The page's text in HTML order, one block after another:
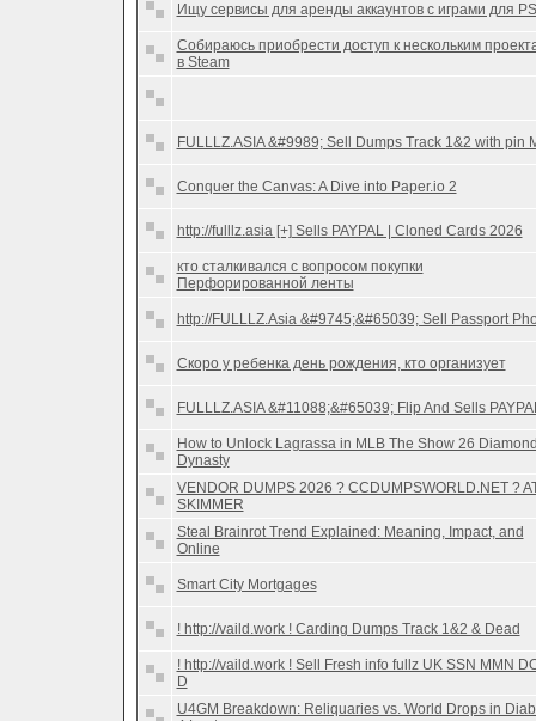
Ищу сервисы для аренды аккаунтов с играми для
Собираюсь приобрести доступ к нескольким
в Steam
FULLLZ.ASIA &#9989; Sell Dumps Track 1&2 with pin
Conquer the Canvas: A Dive into Paper.io 2
http://fulllz.asia [+] Sells PAYPAL | Cloned Cards 2026
кто сталкивался с вопросом покупки
Перфорированной ленты
http://FULLLZ.Asia &#9745;&#65039; Sell Passport
Скоро у ребенка день рождения, кто организует
FULLLZ.ASIA &#11088;&#65039; Flip And Sells
How to Unlock Lagrassa in MLB The Show 26
Dynasty
VENDOR DUMPS 2026 ? CCDUMPSWORLD.NET ?
SKIMMER
Steal Brainrot Trend Explained: Meaning, Impact, and
Online
Smart City Mortgages
! http://vaild.work ! Carding Dumps Track 1&2 & Dead
! http://vaild.work ! Sell Fresh info fullz UK SSN MMN
D
U4GM Breakdown: Reliquaries vs. World Drops in